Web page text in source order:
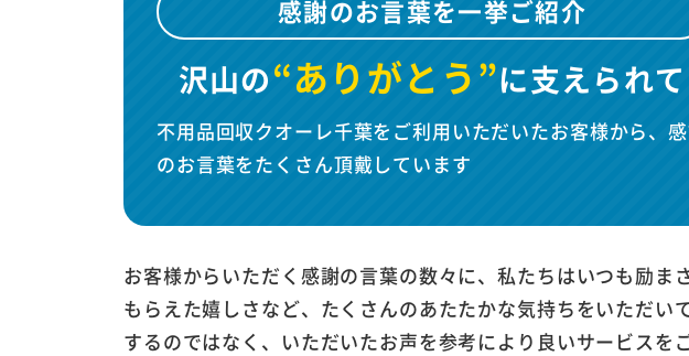
感謝のお言葉を一挙ご紹介
沢山の“ありがとう”に支えられて
不用品回収クオーレ千葉をご利用いただいたお客様から、
のお言葉をたくさん頂戴しています
お客様からいただく感謝の言葉の数々に、私たちはいつも励
もらえた嬉しさなど、たくさんのあたたかな気持ちをいただ
するのではなく、いただいたお声を参考により良いサービス